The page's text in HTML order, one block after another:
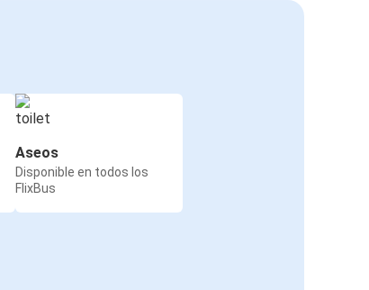
Aseos
Disponible en todos los
FlixBus